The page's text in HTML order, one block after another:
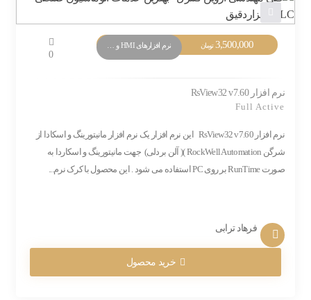
3,500,000 تومان
0
نرم افزار RsView32 v7.60
Full Active
نرم افزار RsView32 v7.60 این نرم افزار یک نرم افزار مانیتورینگ و اسکادا از
شرگن RockWell Automation )( آلن بردلی) جهت مانیتورینگ و اسکاردا به
صورت RunTime بر روی PC استفاده می شود . این محصول با کرک نرم...
فرهاد ترابی
خرید محصول